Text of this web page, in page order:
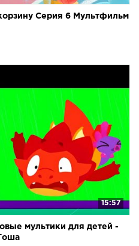
Серия 6 Мультфильм
15:57
мультики для детей -